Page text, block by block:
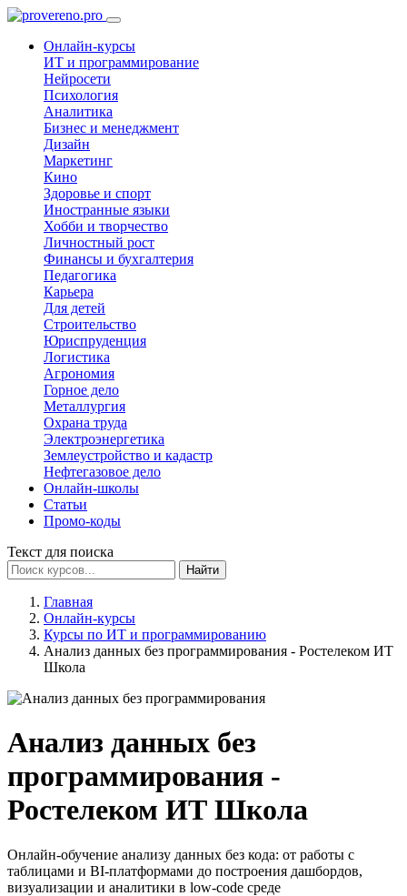
Онлайн-курсы
ИТ и программирование
Нейросети
Психология
Аналитика
Бизнес и менеджмент
Дизайн
Маркетинг
Кино
Здоровье и спорт
Иностранные языки
Хобби и творчество
Личностный рост
Финансы и бухгалтерия
Педагогика
Карьера
Для детей
Строительство
Юриспруденция
Логистика
Агрономия
Горное дело
Металлургия
Охрана труда
Электроэнергетика
Землеустройство и кадастр
Нефтегазовое дело
Онлайн-школы
Статьи
Промо-коды
Текст для поиска
Найти
Главная
Онлайн-курсы
Курсы по ИТ и программированию
Анализ данных без программирования - Ростелеком ИТ
Школа
Анализ данных без
программирования -
Ростелеком ИТ Школа
Онлайн-обучение анализу данных без кода: от работы с
таблицами и BI-платформами до построения дашбордов,
визуализации и аналитики в low-code среде